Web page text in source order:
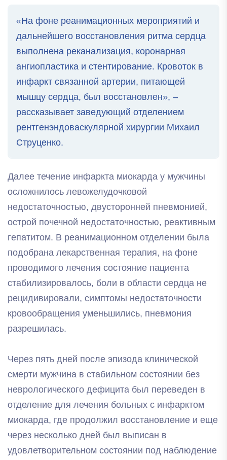
«На фоне реанимационных мероприятий и
дальнейшего восстановления ритма сердца
выполнена реканализация, коронарная
ангиопластика и стентирование. Кровоток в
инфаркт связанной артерии, питающей
мышцу сердца, был восстановлен», –
рассказывает заведующий отделением
рентгенэндоваскулярной хирургии Михаил
Струценко.
Далее течение инфаркта миокарда у мужчины
осложнилось левожелудочковой
недостаточностью, двусторонней пневмонией,
острой почечной недостаточностью, реактивным
гепатитом. В реанимационном отделении была
подобрана лекарственная терапия, на фоне
проводимого лечения состояние пациента
стабилизировалось, боли в области сердца не
рецидивировали, симптомы недостаточности
кровообращения уменьшились, пневмония
разрешилась.
Через пять дней после эпизода клинической
смерти мужчина в стабильном состоянии без
неврологического дефицита был переведен в
отделение для лечения больных с инфарктом
миокарда, где продолжил восстановление и еще
через несколько дней был выписан в
удовлетворительном состоянии под наблюдение